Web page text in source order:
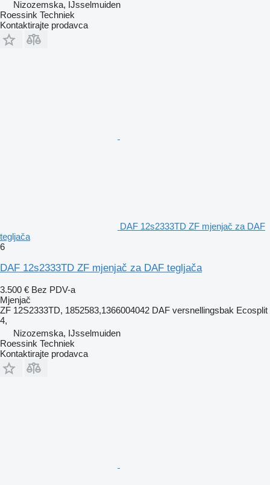
Nizozemska, IJsselmuiden
Roessink Techniek
Kontaktirajte prodavca
DAF 12s2333TD ZF mjenjač za DAF
tegljača
6
DAF 12s2333TD ZF mjenjač za DAF tegljača
3.500 € Bez PDV-a
Mjenjač
ZF 12S2333TD, 1852583,1366004042 DAF versnellingsbak Ecosplit
4,
Nizozemska, IJsselmuiden
Roessink Techniek
Kontaktirajte prodavca